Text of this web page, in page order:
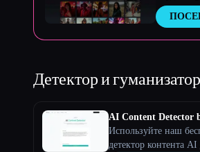
Детектор и
AI Content Detector
Используйте наш
детектор контента AI